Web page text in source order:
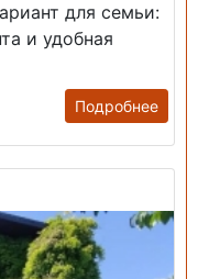
для семьи:
и удобная
Подробнее